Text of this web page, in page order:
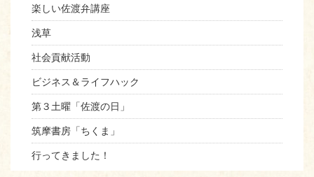
楽しい佐渡弁講座
浅草
社会貢献活動
ビジネス＆ライフハック
第３土曜「佐渡の日」
筑摩書房「ちくま」
行ってきました！